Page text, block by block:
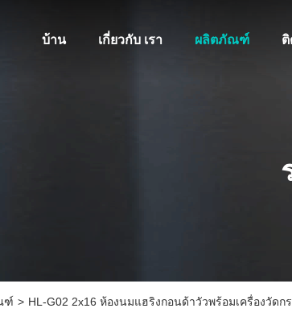
บ้าน เกี่ยวกับ เรา ผลิตภัณฑ์ ติ
ฑ์ > HL-G02 2x16 ห้องนมแฮริงกอนด้าวัวพร้อมเครื่องวัด